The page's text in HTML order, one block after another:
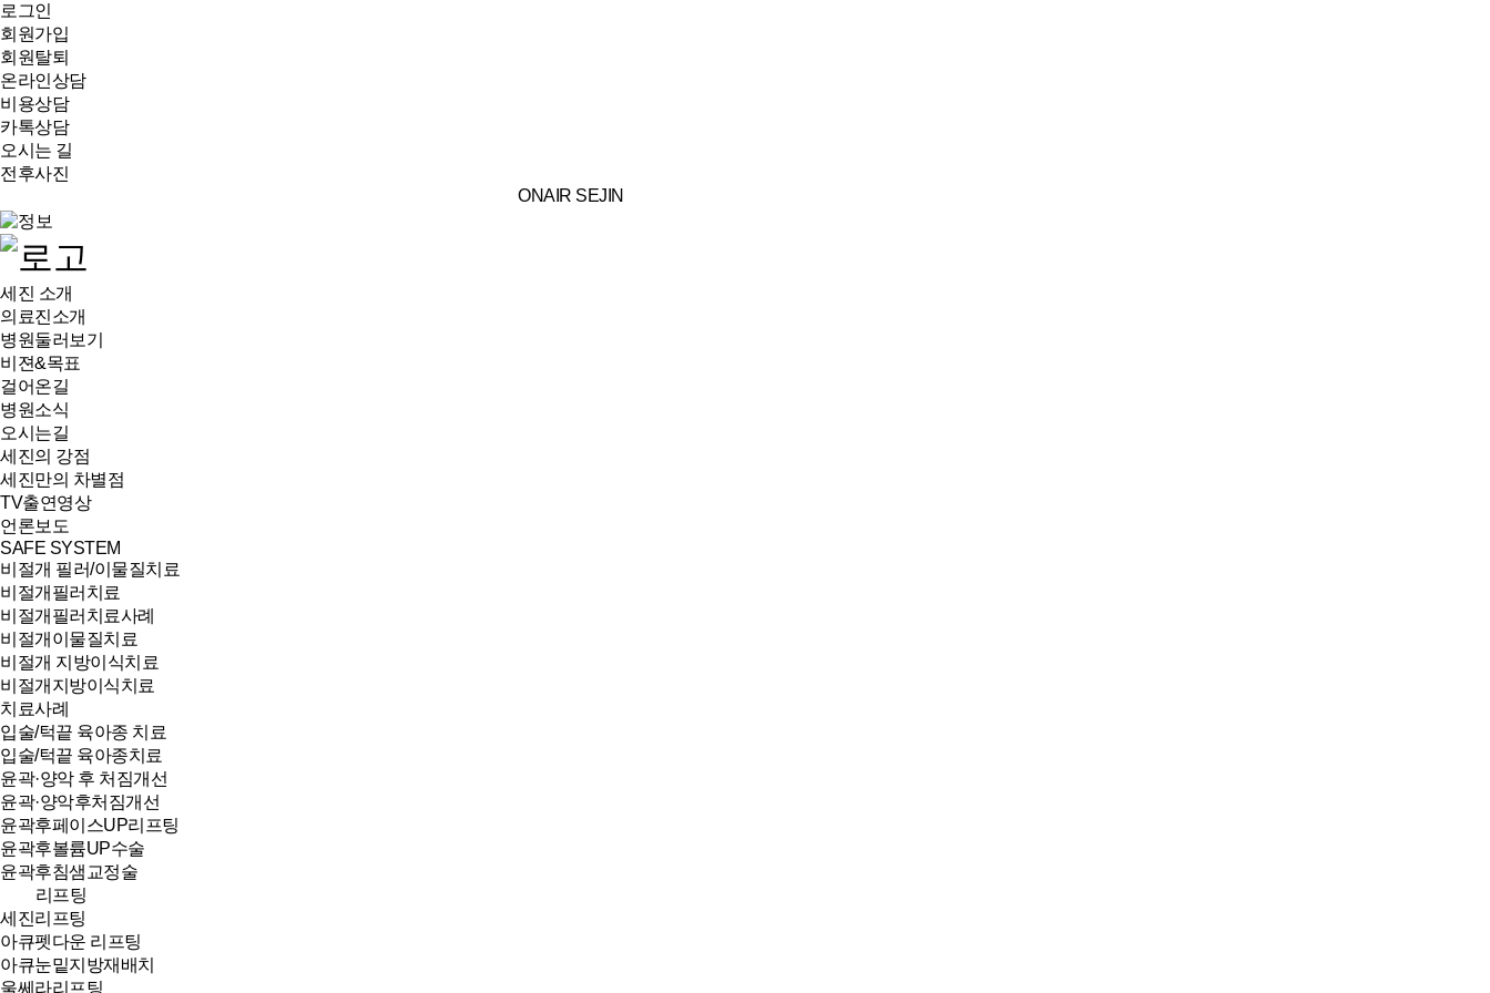
로그인
회원가입
회원탈퇴
온라인상담
비용상담
카톡상담
오시는 길
전후사진
ONAIR SEJIN
세진 소개
의료진소개
병원둘러보기
비젼&목표
걸어온길
병원소식
오시는길
세진의 강점
세진만의 차별점
TV출연영상
언론보도
SAFE SYSTEM
비절개 필러/이물질치료
비절개필러치료
비절개필러치료사례
비절개이물질치료
비절개 지방이식치료
비절개지방이식치료
치료사례
입술/턱끝 육아종 치료
입술/턱끝 육아종치료
윤곽·양악 후 처짐개선
윤곽·양악후처짐개선
윤곽후페이스UP리프팅
윤곽후볼륨UP수술
윤곽후침샘교정술
리프팅
세진리프팅
아큐펫다운 리프팅
아큐눈밑지방재배치
울쎄라리프팅